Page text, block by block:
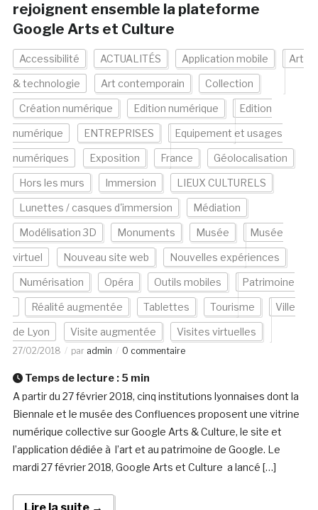
rejoignent ensemble la plateforme
Google Arts et Culture
Accessibilité ACTUALITÉS Application mobile Art
& technologie Art contemporain Collection
Création numérique Edition numérique Edition
numérique ENTREPRISES Equipement et usages
numériques Exposition France Géolocalisation
Hors les murs Immersion LIEUX CULTURELS
Lunettes / casques d'immersion Médiation
Modélisation 3D Monuments Musée Musée
virtuel Nouveau site web Nouvelles expériences
Numérisation Opéra Outils mobiles Patrimoine
Réalité augmentée Tablettes Tourisme Ville
de Lyon Visite augmentée Visites virtuelles
27/02/2018 par admin 0 commentaire
Temps de lecture : 5 min
A partir du 27 février 2018, cinq institutions lyonnaises dont la
Biennale et le musée des Confluences proposent une vitrine
numérique collective sur Google Arts & Culture, le site et
l’application dédiée à l’art et au patrimoine de Google. Le
mardi 27 février 2018, Google Arts et Culture a lancé […]